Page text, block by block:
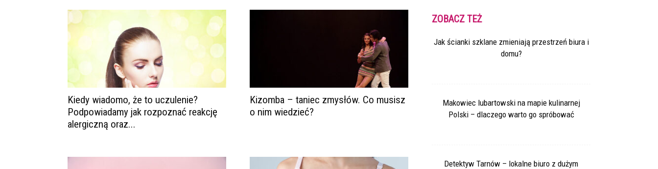
Kiedy wiadomo, że to uczulenie?
Podpowiadamy jak rozpoznać reakcję
alergiczną oraz...
Kizomba – taniec zmysłów. Co musisz
o nim wiedzieć?
ZOBACZ TEŻ
Jak ścianki szklane zmieniają przestrzeń biura i
domu?
Makowiec lubartowski na mapie kulinarnej
Polski – dlaczego warto go spróbować
Detektyw Tarnów – lokalne biuro z dużym